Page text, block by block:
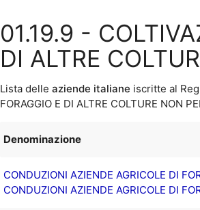
01.19.9 -
DI ALTRE
Lista delle aziende italiane iscritte al
FORAGGIO E DI ALTRE COLTURE NON
Denominazione
CONDUZIONI AZIENDE AGRICOLE DI
CONDUZIONI AZIENDE AGRICOLE DI